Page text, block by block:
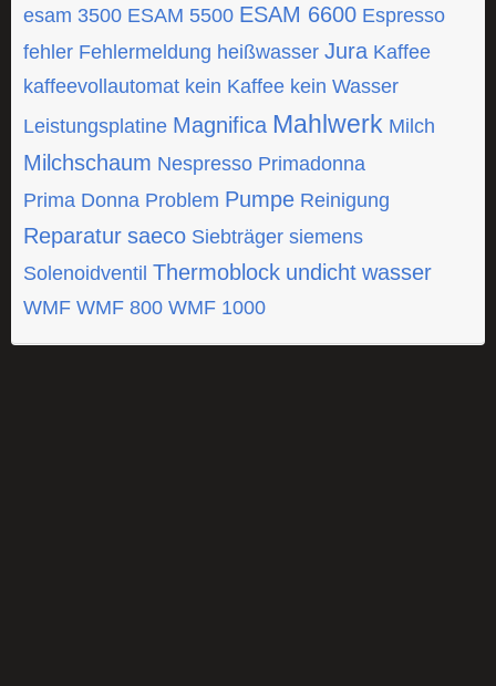
esam 3500 ESAM 5500 ESAM 6600 Espresso
fehler Fehlermeldung heißwasser Jura Kaffee
kaffeevollautomat kein Kaffee kein Wasser
Leistungsplatine Magnifica Mahlwerk Milch
Milchschaum Nespresso Primadonna
Prima Donna Problem Pumpe Reinigung
Reparatur saeco Siebträger siemens
Solenoidventil Thermoblock undicht wasser
WMF WMF 800 WMF 1000